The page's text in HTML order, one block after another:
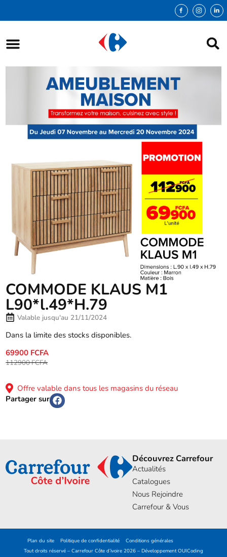
COMMODE KLAUS M1
L90*l.49*H.79
Valable jusqu'au 21/11/2024
Dans la limite des stocks disponibles.
69900 FCFA
112900 FCFA
Offre valable dans tous les magasins du réseau
Partager sur
Découvrez Carrefour
Actualités
Catalogues
Nous Rejoindre
Carrefour & Vous
Plan du site Politique de confidentialité
Conditions générales
Tout droits réservé – Carrefour Côte d’ivoire 2026 – DéveloppementOUICoding